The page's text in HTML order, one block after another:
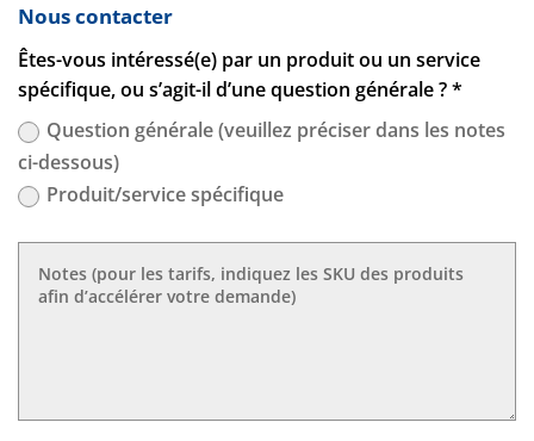
Nous contacter
Êtes-vous intéressé(e) par un produit ou un service
spécifique, ou s’agit-il d’une question générale ? *
Question générale (veuillez préciser dans les notes
ci-dessous)
Produit/service spécifique